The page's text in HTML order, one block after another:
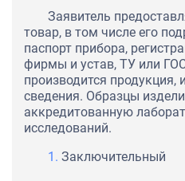
Заявитель
товар, в том числе его
паспорт прибора,
фирмы и устав, ТУ или
производится
сведения. Образцы
аккредитованную
исследований.
Заключительный